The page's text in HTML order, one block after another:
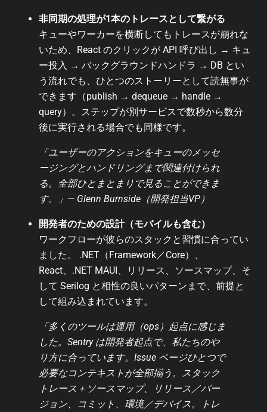
非同期の処理が1本のトレースとして繋がる
キューやワーカーを横断してもトレースが崩れな
いため、React のクリックが API 呼び出し → キュ
ー投入 → バックグラウンドハンドラ → DB とい
う流れでも、ひとつのストーリーとして読無事が
できます（publish → dequeue → handle →
query）。ステップが別サービスで数秒から数分
後に実行される場合でも同様です。
「ユーザーのアクションをキューのメッセ
ージングとハンドリングまで関連付けられ
る。全部ひとまとまりで見ることができま
す。」— Glenn Burnside（開発担当VP）
開発者のための設計（モバイルも含む）
ワークフローが彼らのスタックと習慣に合ってい
ました。 .NET（Framework／Core）、
React、.NET MAUI、リリース、ソースマップ、そ
して Serilog と相性の良いパターンまで、前提と
して組み込まれています。
「多くのツールは運用（ops）起点に感じま
した。Sentry は開発者起点で、私たちのや
り方に合っています。Issue ページひとつで
必要なコンテキストが全部揃う。スタック
トレース＋ソースマップ、リリース／バー
ジョン、コミット、環境／デバイス。トレ